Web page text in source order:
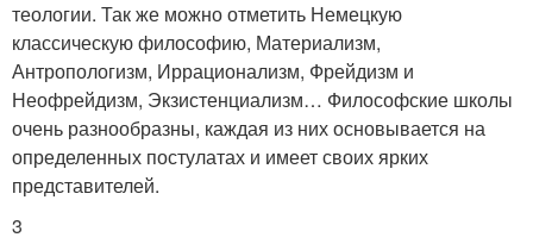
теологии. Так же можно отметить Немецкую
классическую философию, Материализм,
Антропологизм, Иррационализм, Фрейдизм и
Неофрейдизм, Экзистенциализм… Философские школы
очень разнообразны, каждая из них основывается на
определенных постулатах и имеет своих ярких
представителей.
3